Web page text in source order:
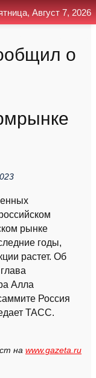
о
рынке
годы,
растет. Об
Алла
Россия
ТАСС.
на www.gazeta.ru
Август 7, 2026